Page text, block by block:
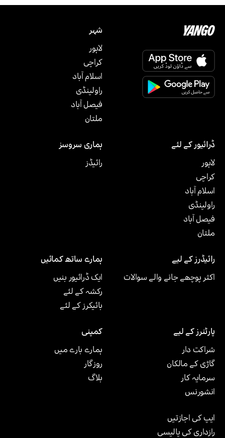
شہر
لاہور
کراچی
اسلام آباد
راولپنڈی
فیصل آباد
ملتان‎
ڈرائیور کے لئے
لاہور
کراچی
اسلام آباد
راولپنڈی
فیصل آباد
ملتان‎
ہماری سروسز
رائیڈز
رائیڈرز کے لیے
اکثر پوچھے جانے والے سوالات
ہمارے ساتھ کمائیں
ایک ڈرائیور بنیں
رکشہ کے لئے
بائیکرز کے لئے
پارٹنرز کے لیے
شراکت دار
گاڑی کے مالکان
سرمایہ کار
انشورنس
کمپنی
ہمارے بارے میں
روزگار
بلاگ
ایپ کی اجازتیں
رازداری کی پالیسی